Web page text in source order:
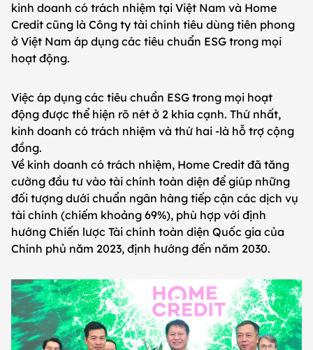
kinh doanh có trách nhiệm tại Việt Nam và Home
Credit cũng là Công ty tài chính tiêu dùng tiên phong
ở Việt Nam áp dụng các tiêu chuẩn ESG trong mọi
hoạt động.
Việc áp dụng các tiêu chuẩn ESG trong mọi hoạt
động được thể hiện rõ nét ở 2 khía cạnh. Thứ nhất,
kinh doanh có trách nhiệm và thứ hai -là hỗ trợ cộng
đồng.
Về kinh doanh có trách nhiệm, Home Credit đã tăng
cường đầu tư vào tài chính toàn diện để giúp những
đối tượng dưới chuẩn ngân hàng tiếp cận các dịch vụ
tài chính (chiếm khoảng 69%), phù hợp với định
hướng Chiến lược Tài chính toàn diện Quốc gia của
Chính phủ năm 2023, định hướng đến năm 2030.